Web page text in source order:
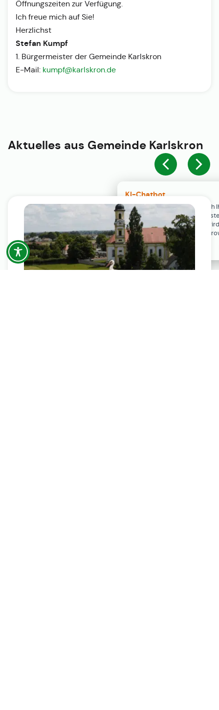
KI-Chatbot
Der KI-Chatbot steht erst nach
Einwilligung in den Cookie-
Verfügung. Der Chat-Verlauf
ausschließlich lokal in Ihrem
gespeichert.
Öffnungszeiten zur Verfügung.
Ich freue mich auf Sie!
Herzlichst
Stefan Kumpf
1. Bürgermeister der Gemeinde Karlskron
E-Mail: kumpf@karlskron.de
Aktuelles aus Gemeinde Karlskron